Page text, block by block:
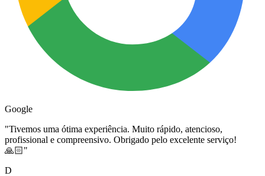
Google
"Tivemos uma ótima experiência. Muito rápido, atencioso,
profissional e compreensivo. Obrigado pelo excelente serviço!
🙏🏻"
D